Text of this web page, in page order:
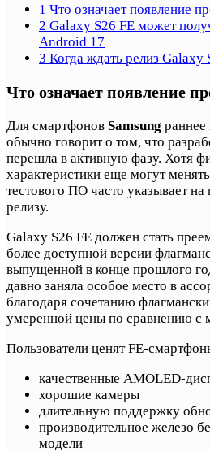
1 Что означает появление
2 Galaxy S26 FE может
Android 17
3 Когда ждать релиз Galaxy
Что означает появление
Для смартфонов Samsung
обычно говорит о том, что
перешла в активную фазу. Хотя
характеристики еще могут
тестового ПО часто указывает
релизу.
Galaxy S26 FE должен стать
более доступной версии
выпущенной в конце прошлого
давно заняла особое место в
благодаря сочетанию
умеренной цены по сравнению с
Пользователи ценят FE-
качественные AMOLED-
хорошие камеры
длительную поддержку
производительное железо
модели